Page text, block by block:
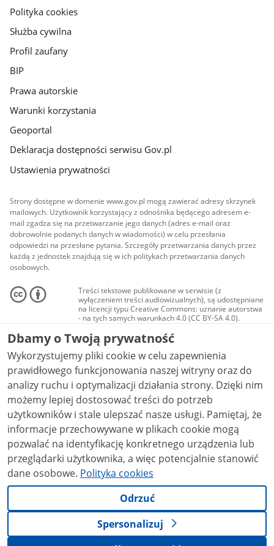
gov.pl
Polityka cookies
Służba cywilna
Profil zaufany
BIP
Prawa autorskie
Warunki korzystania
Geoportal
Deklaracja dostępności serwisu Gov.pl
Ustawienia prywatności
Strony dostępne w domenie www.gov.pl mogą zawierać adresy skrzynek
mailowych. Użytkownik korzystający z odnośnika będącego adresem e-
mail zgadza się na przetwarzanie jego danych (adres e-mail oraz
dobrowolnie podanych danych w wiadomości) w celu przesłania
odpowiedzi na przesłane pytania. Szczegóły przetwarzania danych przez
każdą z jednostek znajdują się w ich politykach przetwarzania danych
osobowych.
Treści tekstowe publikowane w serwisie (z
wyłączeniem treści audiowizualnych), są udostępniane
na licencji typu Creative Commons: uznanie autorstwa
- na tych samych warunkach 4.0 (CC BY-SA 4.0).
Materiały audiowizualne, w tym zdjęcia, materiały
audio i wideo, są udostępniane na licencji typu
Creative Commons: uznanie autorstwa użycie
niekomercyjne - bez utworów zależnych 4.0 (CC BY-
NC-ND 4.0), o ile nie jest to stwierdzone inaczej.
Dbamy o Twoją prywatność
Wykorzystujemy pliki cookie w celu zapewnienia
prawidłowego funkcjonowania naszej witryny oraz do
analizy ruchu i optymalizacji działania strony. Dzięki nim
możemy lepiej dostosować treści do potrzeb
użytkowników i stale ulepszać nasze usługi. Pamiętaj, że
informacje przechowywane w plikach cookie mogą
pozwalać na identyfikację konkretnego urządzenia lub
przeglądarki użytkownika, a więc potencjalnie stanowić
dane osobowe. Polityka cookies
Odrzuć
Spersonalizuj